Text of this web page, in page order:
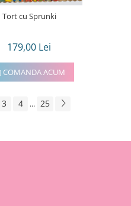
Tort cu Sprunki
179,00 Lei
COMANDA ACUM
3 4 ... 25